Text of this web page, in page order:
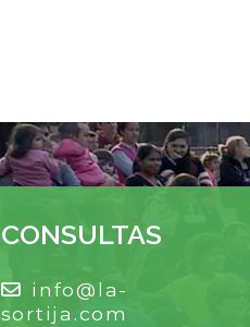
CONSULTAS
info@la-
sortija.com